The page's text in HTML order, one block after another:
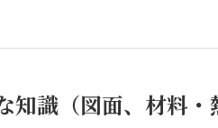
知識（図面、材料